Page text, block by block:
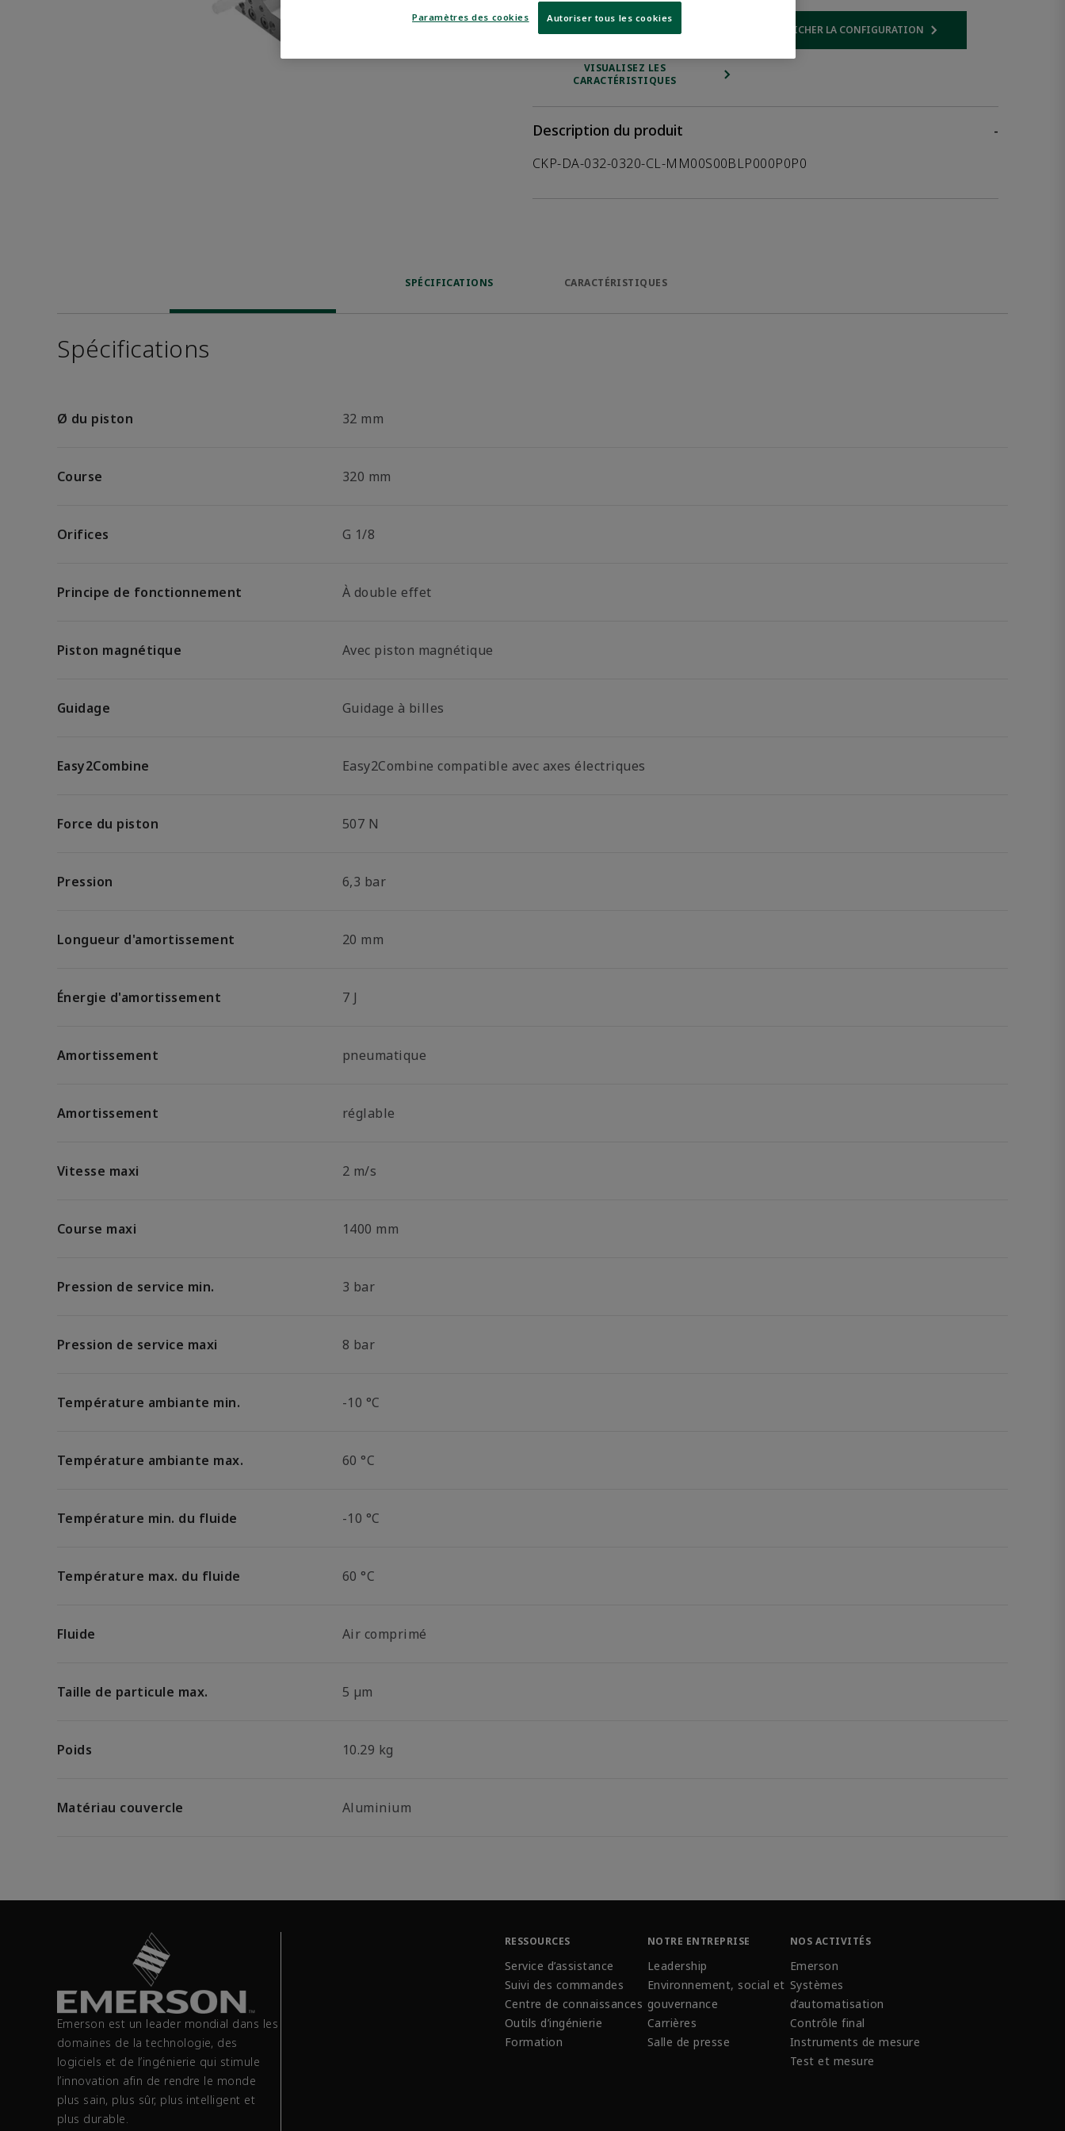
Opens internal link AFFICHER LA CONFIGURATION
Opens internal link
VISUALISEZ LES
CARACTÉRISTIQUES
Description du produit
-
CKP-DA-032-0320-CL-MM00S00BLP000P0P0
SPÉCIFICATIONS CARACTÉRISTIQUES
Spécifications
Ø du piston 32 mm
Course 320 mm
Orifices G 1/8
Principe de fonctionnement À double effet
Piston magnétique Avec piston magnétique
Guidage Guidage à billes
Easy2Combine Easy2Combine compatible avec axes électriques
Force du piston 507 N
Pression 6,3 bar
Longueur d'amortissement 20 mm
Énergie d'amortissement 7 J
Amortissement pneumatique
Amortissement réglable
Vitesse maxi 2 m/s
Course maxi 1400 mm
Pression de service min. 3 bar
Pression de service maxi 8 bar
Température ambiante min. -10 °C
Température ambiante max. 60 °C
Température min. du fluide -10 °C
Température max. du fluide 60 °C
Fluide Air comprimé
Taille de particule max. 5 µm
Poids 10.29 kg
Matériau couvercle Aluminium
Emerson est un leader mondial dans les
domaines de la technologie, des
logiciels et de l’ingénierie qui stimule
l’innovation afin de rendre le monde
plus sain, plus sûr, plus intelligent et
plus durable.
RESSOURCES
Service d’assistance
Suivi des commandes
Centre de connaissances
Outils d’ingénierie
Formation
NOTRE ENTREPRISE
Leadership
Environnement, social et
gouvernance
Carrières
Salle de presse
NOS ACTIVITÉS
Emerson
Systèmes
d’automatisation
Contrôle final
Instruments de mesure
Test et mesure
Paramètres des cookies Autoriser tous les cookies